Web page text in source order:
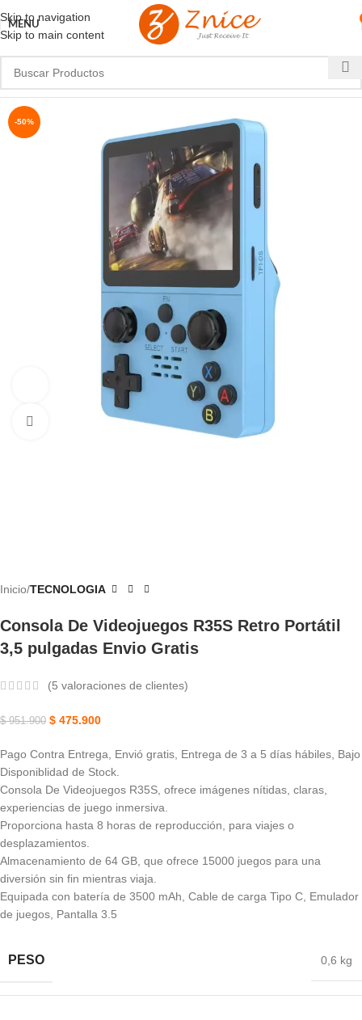
Skip to navigation
Skip to main content
MENU
-50%
Haga Clic Para Ampliar
Inicio TECNOLOGIA
Consola De Videojuegos R35S Retro Portátil
3,5 pulgadas Envio Gratis
(5 valoraciones de clientes)
$951.900 $ 475.900
Pago Contra Entrega, Envió gratis, Entrega de 3 a 5 días hábiles, Bajo
Disponiblidad de Stock.
Consola De Videojuegos R35S, ofrece imágenes nítidas, claras,
experiencias de juego inmersiva.
Proporciona hasta 8 horas de reproducción, para viajes o
desplazamientos.
Almacenamiento de 64 GB, que ofrece 15000 juegos para una
diversión sin fin mientras viaja.
Equipada con batería de 3500 mAh, Cable de carga Tipo C, Emulador
de juegos, Pantalla 3.5
PESO 0,6 kg